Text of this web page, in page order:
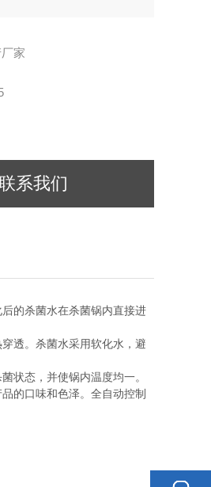
家
系我们
的杀菌水在杀菌锅内直接进
透。杀菌水采用软化水，避
状态，并使锅内温度均一。
的口味和色泽。全自动控制